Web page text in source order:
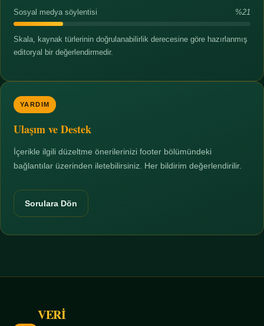
Sosyal medya söylentisi %21
Skala, kaynak türlerinin doğrulanabilirlik derecesine göre hazırlanmış
editoryal bir değerlendirmedir.
YARDIM
Ulaşım ve Destek
İçerikle ilgili düzeltme önerilerinizi footer bölümündeki
bağlantılar üzerinden iletebilirsiniz. Her bildirim değerlendirilir.
Sorulara Dön
VERİ